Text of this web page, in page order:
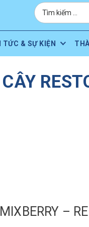
TỨC & SỰ KIỆN
–